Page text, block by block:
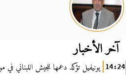
آخر الأخبار
14:24 يونيفيل تؤكد دعمها للجيش اللبناني